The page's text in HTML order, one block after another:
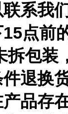
系我
点前
拆包装
退换
品存